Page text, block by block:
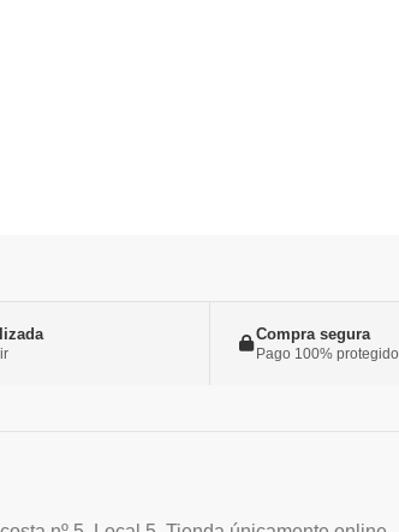
Compra segura
Pago 100% protegido